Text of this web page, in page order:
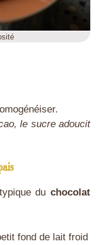
le sucre adoucit
du chocolat
fond de lait froid